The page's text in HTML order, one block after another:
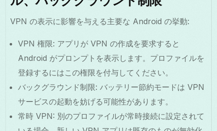
VPN の表示に影響を与える主要な Android の挙動:
VPN 権限: アプリが VPN の作成を要求すると
Android がプロンプトを表示します。プロファイルを
登録するにはこの権限を付与してください。
バックグラウンド制限: バッテリー節約モードは VPN
サービスの起動を妨げる可能性があります。
常時 VPN: 別のプロファイルが常時接続に設定されて